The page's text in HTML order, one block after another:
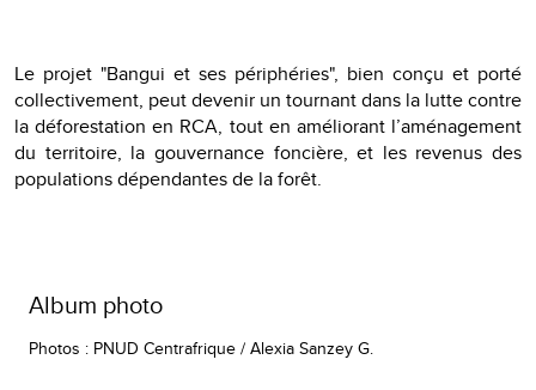
Le projet "Bangui et ses périphéries", bien conçu et porté
collectivement, peut devenir un tournant dans la lutte contre
la déforestation en RCA, tout en améliorant l’aménagement
du territoire, la gouvernance foncière, et les revenus des
populations dépendantes de la forêt.
Album photo
Photos : PNUD Centrafrique / Alexia Sanzey G.